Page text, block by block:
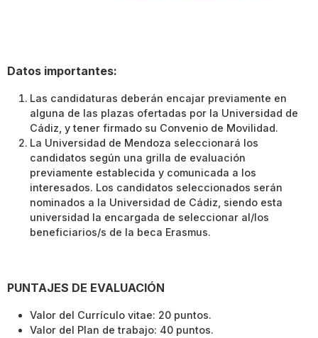
Datos importantes:
Las candidaturas deberán encajar previamente en
alguna de las plazas ofertadas por la Universidad de
Cádiz, y tener firmado su Convenio de Movilidad.
La Universidad de Mendoza seleccionará los
candidatos según una grilla de evaluación
previamente establecida y comunicada a los
interesados. Los candidatos seleccionados serán
nominados a la Universidad de Cádiz, siendo esta
universidad la encargada de seleccionar al/los
beneficiarios/s de la beca Erasmus.
PUNTAJES DE EVALUACIÓN
Valor del Currículo vitae: 20 puntos.
Valor del Plan de trabajo: 40 puntos.